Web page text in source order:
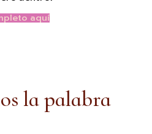
aquí
la palabra